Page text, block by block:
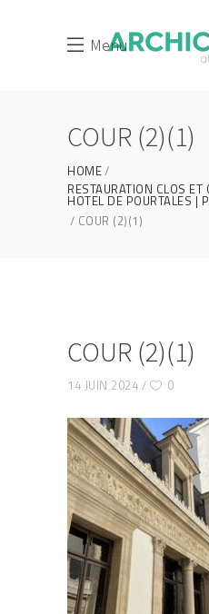
Menu
COUR (2)(1)
HOME
RESTAURATION CLOS ET
HOTEL DE POURTALES |
COUR (2)(1)
COUR (2)(1)
14 JUIN 2024 0